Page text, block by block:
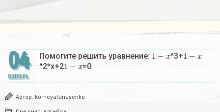
04
ОКТЯБРЬ
Помогите решить уравнение: 1−x ^3+1−x
^2*x+21 =0
Автор: korneyafanasenko